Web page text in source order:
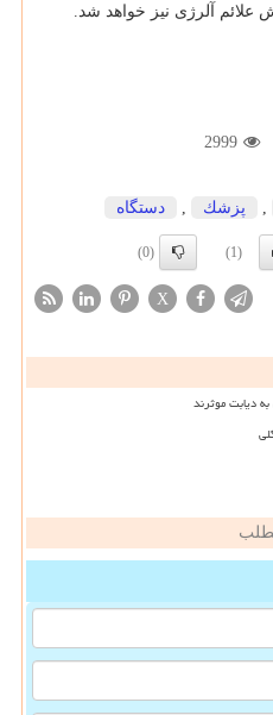
آلرژی نیز خواهد شد.
2999
, پزشك , دستگاه
(1)
(0)
X
دیابت موثرند